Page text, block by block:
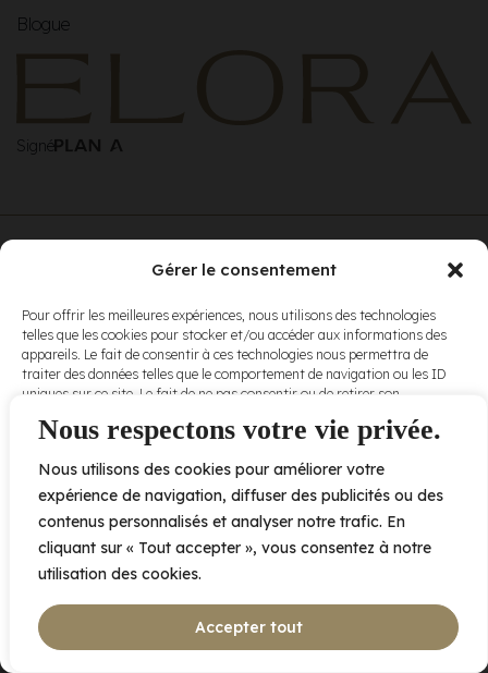
Nous respectons votre vie privée.
Nous utilisons des cookies pour améliorer votre
expérience de navigation, diffuser des publicités ou des
contenus personnalisés et analyser notre trafic. En
cliquant sur « Tout accepter », vous consentez à notre
utilisation des cookies.
Accepter tout
Gérer le consentement
Pour offrir les meilleures expériences, nous utilisons des technologies
telles que les cookies pour stocker et/ou accéder aux informations des
appareils. Le fait de consentir à ces technologies nous permettra de
traiter des données telles que le comportement de navigation ou les ID
uniques sur ce site. Le fait de ne pas consentir ou de retirer son
et fonctions.
Accepter
Refuser
Blogue
Signé
conditions
d’utilisationet
nospolitiques
de
confidentialité .
2005 av. de Bois-de-Boulogne, Laval QC H7N 0J7